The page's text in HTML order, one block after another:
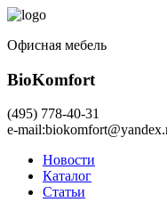
Офисная мебель
BioKomfort
(495) 778-40-31
e-mail:
Новости
Каталог
Статьи